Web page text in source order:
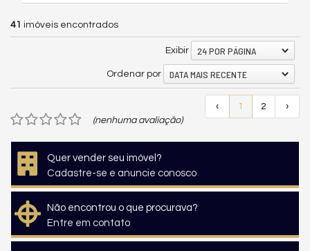
41 imóveis encontrados
Exibir 24 POR PÁGINA
Ordenar por DATA MAIS RECENTE
‹ 1 2
›
(nenhuma avaliação)
Quer vender seu imóvel?
Cadastre-se e anuncie conosco
Não encontrou o que procurava?
Entre em contato